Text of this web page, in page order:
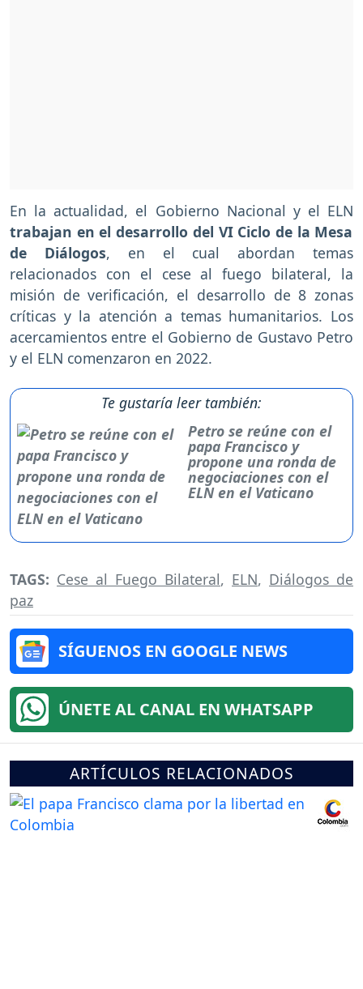
En la actualidad, el Gobierno Nacional y el ELN
trabajan en el desarrollo del VI Ciclo de la Mesa
de Diálogos, en el cual abordan temas
relacionados con el cese al fuego bilateral, la
misión de verificación, el desarrollo de 8 zonas
críticas y la atención a temas humanitarios. Los
acercamientos entre el Gobierno de Gustavo Petro
y el ELN comenzaron en 2022.
Te gustaría leer también:
Petro se reúne con el
papa Francisco y
propone una ronda de
negociaciones con el
ELN en el Vaticano
TAGS: Cese al Fuego Bilateral, ELN, Diálogos de
paz
SÍGUENOS EN GOOGLE NEWS
ÚNETE AL CANAL EN WHATSAPP
ARTÍCULOS RELACIONADOS